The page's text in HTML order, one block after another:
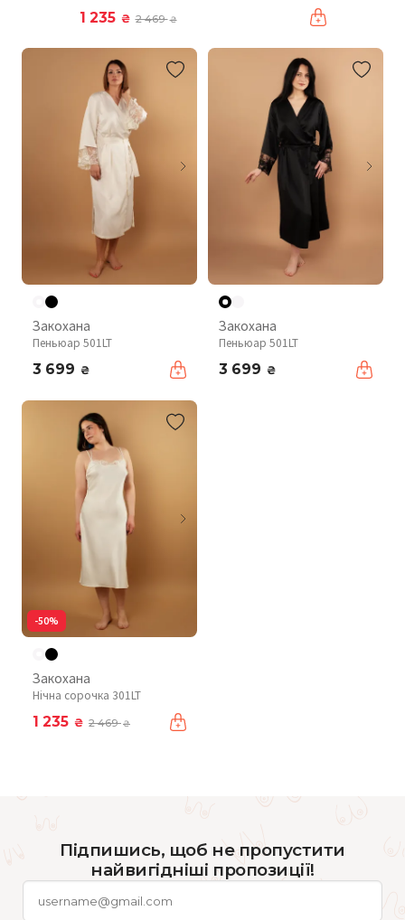
1 235 ₴ 2 469₴
Закохана
Пеньюар 501LT
3 699 ₴
Закохана
Пеньюар 501LT
3 699 ₴
-50%
Закохана
Нічна сорочка 301LT
1 235 ₴ 2 469₴
Підпишись, щоб не пропустити
найвигідніші пропозиції!